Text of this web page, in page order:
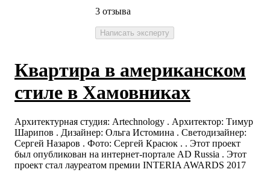
3 отзыва
Написать эксперту
Квартира в американском
стиле в Хамовниках
Архитектурная студия: Artechnology . Архитектор: Тимур
Шарипов . Дизайнер: Ольга Истомина . Светодизайнер:
Сергей Назаров . Фото: Сергей Красюк . . Этот проект
был опубликован на интернет-портале AD Russia . Этот
проект стал лауреатом премии INTERIA AWARDS 2017